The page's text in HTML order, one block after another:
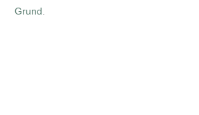
Grund .